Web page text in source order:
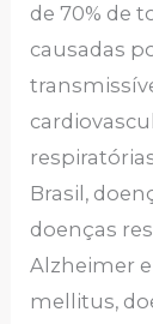
de 70% de
causadas
Brasil,
doenças
Alzheimer
mellitus,